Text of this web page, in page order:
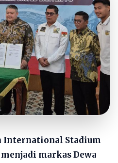
International Stadium
markas Dewa